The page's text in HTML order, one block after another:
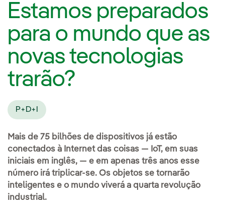
Estamos preparados
para o mundo que as
novas tecnologias
trarão?
P+D+I
Mais de 75 bilhões de dispositivos já estão
conectados à Internet das coisas — IoT, em suas
iniciais em inglês, — e em apenas três anos esse
número irá triplicar-se. Os objetos se tornarão
inteligentes e o mundo viverá a quarta revolução
industrial.